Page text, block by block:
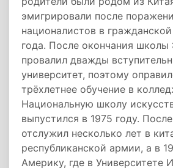
эмигрировали после
националистов в
года. После окончания школы
провалил дважды
университет, поэтому
трёхлетнее обучение в
Национальную школу
выпустился в 1975 году.
отслужил несколько лет в
республиканской армии, а в
Америку, где в Университете